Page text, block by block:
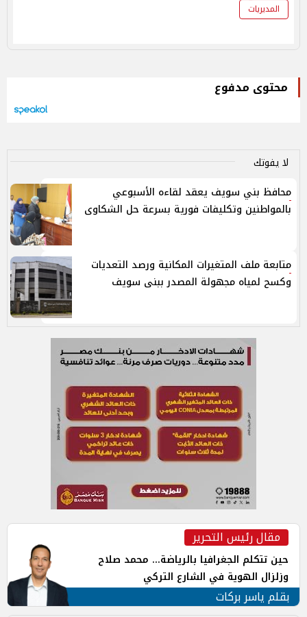
المديريات
محتوى مدفوع
لا يفوتك
محافظ بني سويف يعقد لقاءه الأسبوعي
بالمواطنين وتكليفات فورية بسرعة حل الشكاوى
متابعة ملف المتغيرات المكانية ورصد التعديات
وكسح لمياه مجهولة المصدر ببنى سويف
مقال رئيس التحرير
حين تتكلم الجغرافيا بالرياضة... محمد صلاح
وزلزال الهوية في الشارع التركي
بقلم ياسر بركات